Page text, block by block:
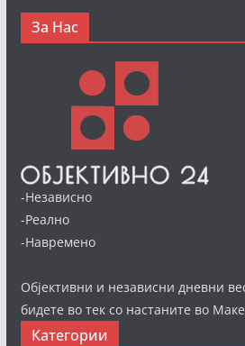
За Нас
-Независно
-Реално
-Навремено
Објективни и независни дневни
бидете во тек со настаните во
Категории